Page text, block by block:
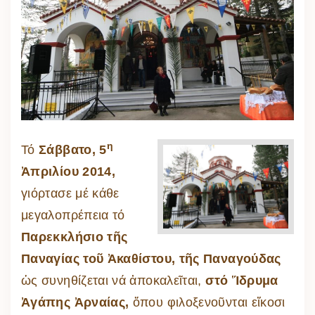
ΤόΣάββατο, 5η
Ἀπριλίου 2014,
γιόρτασε μέ κάθε
μεγαλοπρέπεια τό
Παρεκκλήσιο τῆς
Παναγίας τοῦ Ἀκαθίστου, τῆς Παναγούδας
ὡς συνηθίζεται νά ἀποκαλεῖται,στό Ἵδρυμα
Ἀγάπης Ἀρναίας, ὅπου φιλοξενοῦνται εἴκοσι